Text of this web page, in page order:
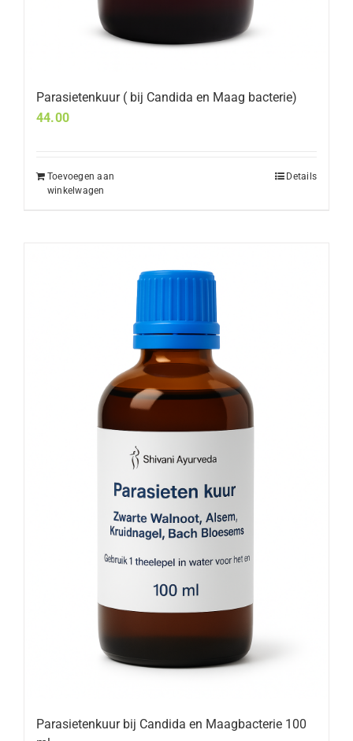
Parasietenkuur ( bij Candida en Maag bacterie)
44.00
Toevoegen aan
winkelwagen
Details
Parasietenkuur bij Candida en Maagbacterie 100